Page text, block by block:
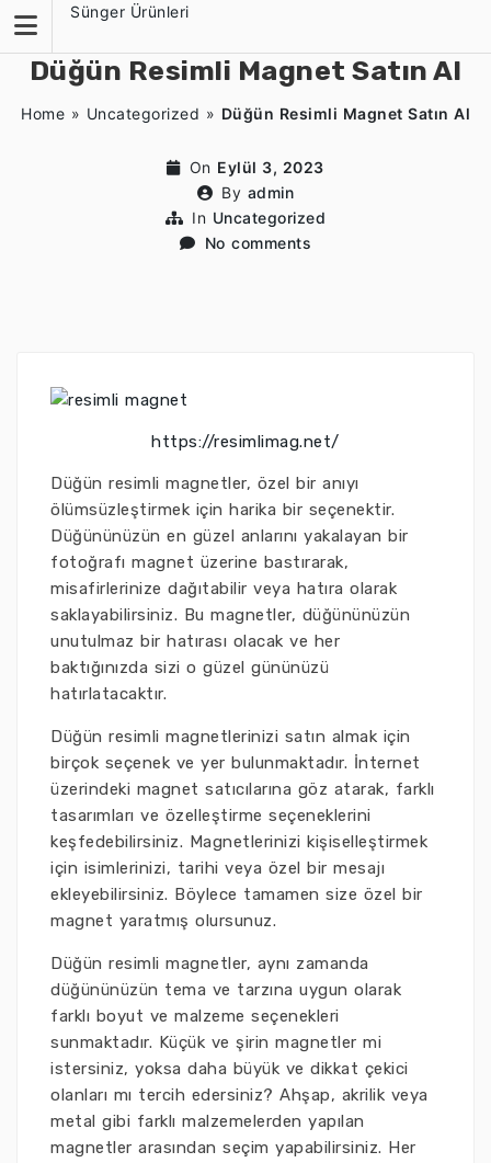
content
Sünger Ürünleri
Düğün Resimli Magnet Satın Al
Home » Uncategorized » Düğün Resimli Magnet Satın Al
On Eylül 3, 2023
By admin
In Uncategorized
No comments
https://resimlimag.net/
Düğün resimli magnetler, özel bir anıyı
ölümsüzleştirmek için harika bir seçenektir.
Düğününüzün en güzel anlarını yakalayan bir
fotoğrafı magnet üzerine bastırarak,
misafirlerinize dağıtabilir veya hatıra olarak
saklayabilirsiniz. Bu magnetler, düğününüzün
unutulmaz bir hatırası olacak ve her
baktığınızda sizi o güzel gününüzü
hatırlatacaktır.
Düğün resimli magnetlerinizi satın almak için
birçok seçenek ve yer bulunmaktadır. İnternet
üzerindeki magnet satıcılarına göz atarak, farklı
tasarımları ve özelleştirme seçeneklerini
keşfedebilirsiniz. Magnetlerinizi kişiselleştirmek
için isimlerinizi, tarihi veya özel bir mesajı
ekleyebilirsiniz. Böylece tamamen size özel bir
magnet yaratmış olursunuz.
Düğün resimli magnetler, aynı zamanda
düğününüzün tema ve tarzına uygun olarak
farklı boyut ve malzeme seçenekleri
sunmaktadır. Küçük ve şirin magnetler mi
istersiniz, yoksa daha büyük ve dikkat çekici
olanları mı tercih edersiniz? Ahşap, akrilik veya
metal gibi farklı malzemelerden yapılan
magnetler arasından seçim yapabilirsiniz. Her